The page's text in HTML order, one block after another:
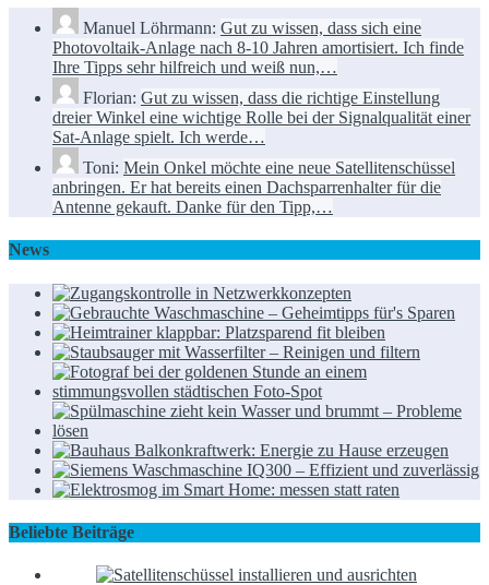
Manuel Löhrmann: Gut zu wissen, dass sich eine
Photovoltaik-Anlage nach 8-10 Jahren amortisiert. Ich finde
Ihre Tipps sehr hilfreich und weiß nun,…
Florian: Gut zu wissen, dass die richtige Einstellung
dreier Winkel eine wichtige Rolle bei der Signalqualität einer
Sat-Anlage spielt. Ich werde…
Toni: Mein Onkel möchte eine neue Satellitenschüssel
anbringen. Er hat bereits einen Dachsparrenhalter für die
Antenne gekauft. Danke für den Tipp,…
News
Beliebte Beiträge